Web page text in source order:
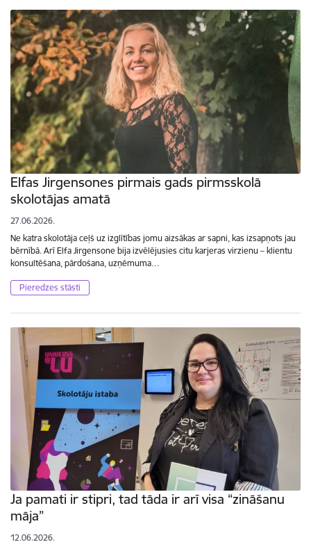
Elfas Jirgensones pirmais gads pirmsskolā
skolotājas amatā
27.06.2026.
Ne katra skolotāja ceļš uz izglītības jomu aizsākas ar sapni, kas izsapņots jau
bērnībā. Arī Elfa Jirgensone bija izvēlējusies citu karjeras virzienu – klientu
konsultēšana, pārdošana, uzņēmuma…
Pieredzes stāsti
Ja pamati ir stipri, tad tāda ir arī visa “zināšanu
māja”
12.06.2026.